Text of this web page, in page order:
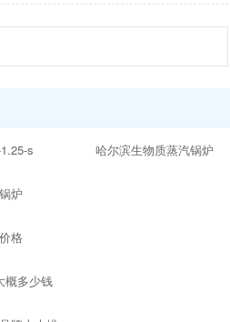
s
炉
格
概多少钱
哈尔滨生物质蒸汽锅炉